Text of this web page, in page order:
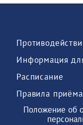
Информация
Расписание
Правила приёма
Положение об